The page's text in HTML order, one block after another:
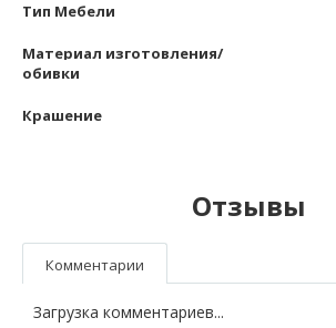
Тип Мебели
Материал изготовления/
обивки
Крашение
Отзывы
Комментарии
Загрузка комментариев...